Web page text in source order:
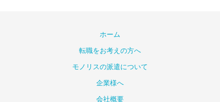
ホーム
転職をお考えの方へ
モノリスの派遣について
企業様へ
会社概要